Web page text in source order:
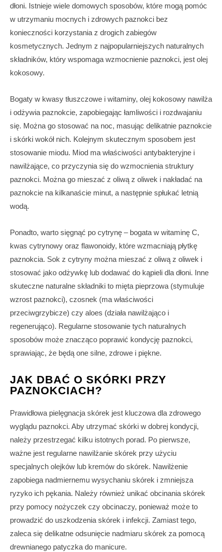
dłoni. Istnieje wiele domowych sposobów, które mogą pomóc
w utrzymaniu mocnych i zdrowych paznokci bez
konieczności korzystania z drogich zabiegów
kosmetycznych. Jednym z najpopularniejszych naturalnych
składników, który wspomaga wzmocnienie paznokci, jest olej
kokosowy.
Bogaty w kwasy tłuszczowe i witaminy, olej kokosowy nawilża
i odżywia paznokcie, zapobiegając łamliwości i rozdwajaniu
się. Można go stosować na noc, masując delikatnie paznokcie
i skórki wokół nich. Kolejnym skutecznym sposobem jest
stosowanie miodu. Miod ma właściwości antybakteryjne i
nawilżające, co przyczynia się do wzmocnienia struktury
paznokci. Można go mieszać z oliwą z oliwek i nakładać na
paznokcie na kilkanaście minut, a następnie spłukać letnią
wodą.
Ponadto, warto sięgnąć po cytrynę – bogata w witaminę C,
kwas cytrynowy oraz flawonoidy, które wzmacniają płytkę
paznokcia. Sok z cytryny można mieszać z oliwą z oliwek i
stosować jako odżywkę lub dodawać do kąpieli dla dłoni. Inne
skuteczne naturalne składniki to mięta pieprzowa (stymuluje
wzrost paznokci), czosnek (ma właściwości
przeciwgrzybicze) czy aloes (działa nawilżająco i
regenerująco). Regularne stosowanie tych naturalnych
sposobów może znacząco poprawić kondycję paznokci,
sprawiając, że będą one silne, zdrowe i piękne.
JAK DBAĆ O SKÓRKI PRZY
PAZNOKCIACH?
Prawidłowa pielęgnacja skórek jest kluczowa dla zdrowego
wyglądu paznokci. Aby utrzymać skórki w dobrej kondycji,
należy przestrzegać kilku istotnych porad. Po pierwsze,
ważne jest regularne nawilżanie skórek przy użyciu
specjalnych olejków lub kremów do skórek. Nawilżenie
zapobiega nadmiernemu wysychaniu skórek i zmniejsza
ryzyko ich pękania. Należy również unikać obcinania skórek
przy pomocy nożyczek czy obcinaczy, ponieważ może to
prowadzić do uszkodzenia skórek i infekcji. Zamiast tego,
zaleca się delikatne odsunięcie nadmiaru skórek za pomocą
drewnianego patyczka do manicure.